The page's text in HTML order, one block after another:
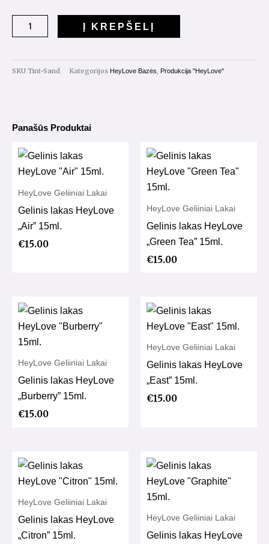
Base
15ml.
Į KREPŠELĮ
SKU Tint-Sand Kategorijos HeyLove Bazės, Produkcija "HeyLove"
Panašūs Produktai
HeyLove Geliiniai Lakai
Gelinis lakas HeyLove
„Air” 15ml.
€15.00
HeyLove Geliiniai Lakai
Gelinis lakas HeyLove
„Green Tea” 15ml.
€15.00
HeyLove Geliiniai Lakai
Gelinis lakas HeyLove
„Burberry” 15ml.
€15.00
HeyLove Geliiniai Lakai
Gelinis lakas HeyLove
„East” 15ml.
€15.00
HeyLove Geliiniai Lakai
Gelinis lakas HeyLove
„Citron” 15ml.
HeyLove Geliiniai Lakai
Gelinis lakas HeyLove